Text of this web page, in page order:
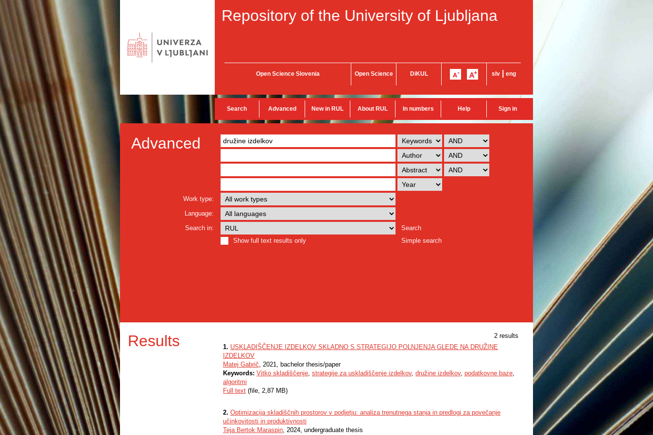
Repository of the University of Ljubljana
Open Science Slovenia Open Science DiKUL slv eng
Search Advanced New in RUL About RUL In numbers Help Sign in
Advanced
Work type:
Language:
Search in:
Search
Show full text results only
Simple search
Results
2 results
1. USKLADIŠČENJE IZDELKOV SKLADNO S STRATEGIJO POLNJENJA GLEDE NA DRUŽINE
IZDELKOV
Matej Gabrič, 2021, bachelor thesis/paper
Keywords: Vitko skladiščenje, strategije za uskladiščenje izdelkov, družine izdelkov, podatkovne baze,
algoritmi
Full text (file, 2,87 MB)
2. Optimizacija skladiščnih prostorov v podjetju: analiza trenutnega stanja in predlogi za povečanje
učinkovitosti in produktivnosti
Teja Bertok Maraspin, 2024, undergraduate thesis